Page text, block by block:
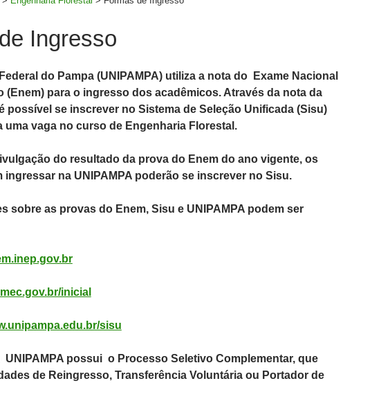
Ingresso
do Pampa (UNIPAMPA) utiliza a nota do Exame Nacional
(Enem) para o ingresso dos acadêmicos. Através da nota da
possível se inscrever no Sistema de Seleção Unificada (Sisu)
uma vaga no curso de Engenharia Florestal.
do resultado da prova do Enem do ano vigente, os
ingressar na UNIPAMPA poderão se inscrever no Sisu.
sobre as provas do Enem, Sisu e UNIPAMPA podem ser
inicial
sisu
UNIPAMPA possui o Processo Seletivo Complementar, que
de Reingresso, Transferência Voluntária ou Portador de